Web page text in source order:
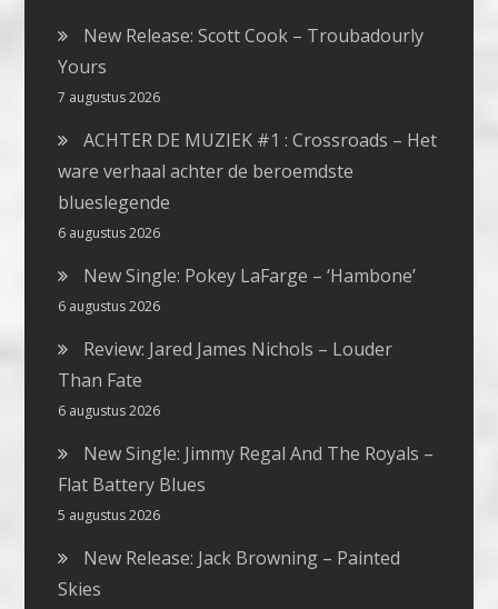
New Release: Scott Cook – Troubadourly
Yours
7 augustus 2026
ACHTER DE MUZIEK #1 : Crossroads – Het
ware verhaal achter de beroemdste
blueslegende
6 augustus 2026
New Single: Pokey LaFarge – ‘Hambone’
6 augustus 2026
Review: Jared James Nichols – Louder
Than Fate
6 augustus 2026
New Single: Jimmy Regal And The Royals –
Flat Battery Blues
5 augustus 2026
New Release: Jack Browning – Painted
Skies